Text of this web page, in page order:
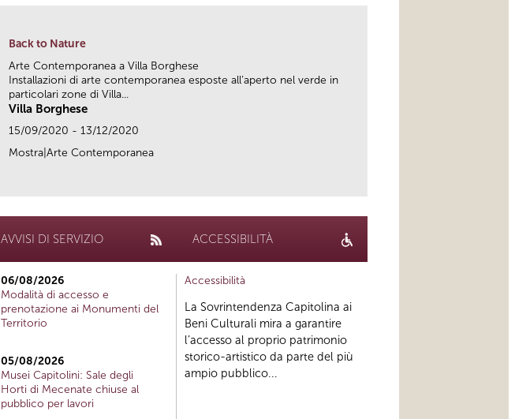
Back to Nature
Arte Contemporanea a Villa Borghese
Installazioni di arte contemporanea esposte all’aperto nel verde in
particolari zone di Villa...
Villa Borghese
15/09/2020 - 13/12/2020
Mostra|Arte Contemporanea
AVVISI DI SERVIZIO
06/08/2026
Modalità di accesso e
prenotazione ai Monumenti del
Territorio
05/08/2026
Musei Capitolini: Sale degli
Horti di Mecenate chiuse al
pubblico per lavori
ACCESSIBILITÀ
Accessibilità
La Sovrintendenza Capitolina ai
Beni Culturali mira a garantire
l’accesso al proprio patrimonio
storico-artistico da parte del più
ampio pubblico...